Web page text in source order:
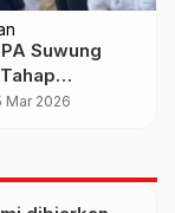
Suwung
Menteri LH
Mar 2026